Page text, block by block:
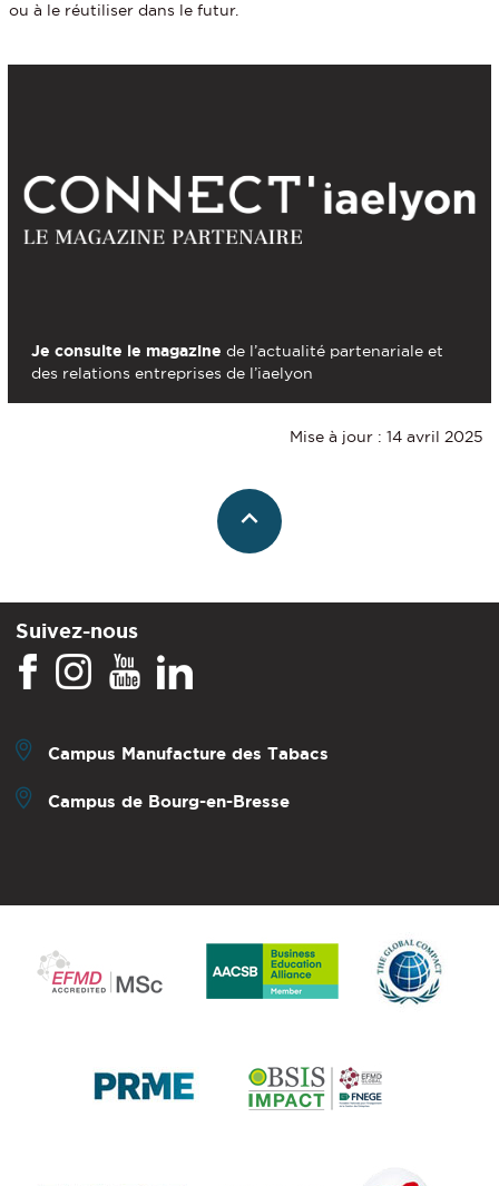
ou à le réutiliser dans le futur.
Je consulte le magazine de l’actualité partenariale et
des relations entreprises de l’iaelyon
Mise à jour : 14 avril 2025
Suivez-nous
Campus Manufacture des Tabacs
Campus de Bourg-en-Bresse